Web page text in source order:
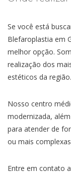
Se você está
Blefaroplastia em
melhor opção.
realização dos
estéticos da região.
Nosso centro
modernizada,
para atender de
ou mais
Entre em contato